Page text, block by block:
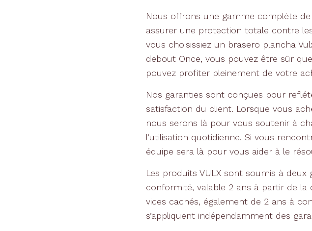
Nous offrons une gamme complète
assurer une protection totale contre
vous choisissiez un brasero plancha
debout Once, vous pouvez être sûr
pouvez profiter pleinement de votre
Nos garanties sont conçues pour
satisfaction du client. Lorsque vous
nous serons là pour vous soutenir à
l’utilisation quotidienne. Si vous
équipe sera là pour vous aider à le
Les produits VULX sont soumis à deux
conformité, valable 2 ans à partir de la
vices cachés, également de 2 ans à
s’appliquent indépendamment des